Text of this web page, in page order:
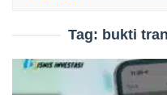
Tag: bukti